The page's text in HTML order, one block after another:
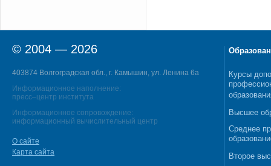
© 2004 — 2026
403874 Волгоградская обл., г. Камышин, ул. Ленина 6а
Информационное наполнение:
пресс–центр института
Информационное сопровождение:
информационный вычислительный центр
О сайте
Карта сайта
Курсы
Высшее
Среднее
Второе